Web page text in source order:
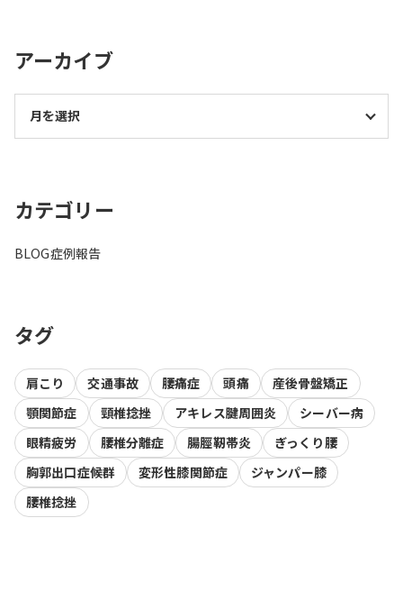
アーカイブ
カテゴリー
BLOG症例報告
タグ
肩こり 交通事故 腰痛症 頭痛
産後骨盤矯正
顎関節症
頸椎捻挫 アキレス腱周囲炎
シーバー病
眼精疲労
腰椎分離症 腸脛靭帯炎
ぎっくり腰
胸郭出口症候群
変形性膝関節症
ジャンパー膝
腰椎捻挫